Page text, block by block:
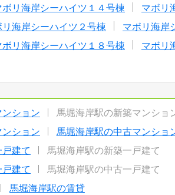
ボリ海岸シーハイツ１４号棟
マボリ
リ海岸シーハイツ２号棟
マボリ海岸
ボリ海岸シーハイツ１８号棟
マボリ
ション
馬堀海岸駅の新築マンショ
ション
馬堀海岸駅の中古マンショ
建て
馬堀海岸駅の新築一戸建て
建て
馬堀海岸駅の中古一戸建て
馬堀海岸駅の賃貸